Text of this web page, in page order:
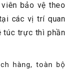
bảo vệ theo
các vị trí quan
túc trực thì phần
hàng, toàn bộ